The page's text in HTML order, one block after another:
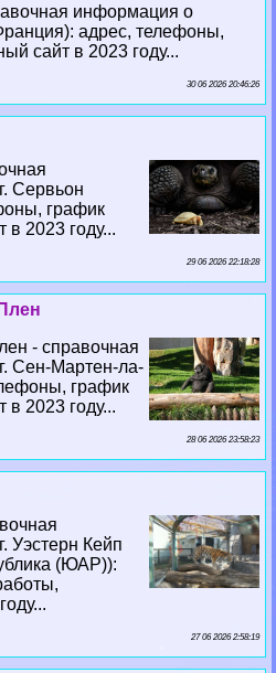
информация о
адрес, телефоны,
сайт в 2023 году...
30 06 2026 20:46:26
Сервьон
график
2023 году...
29 06 2026 22:18:28
- справочная
Сен-Мартен-ла-
график
2023 году...
28 06 2026 23:58:23
Уэстерн Кейп
(ЮАР)):
27 06 2026 2:58:19